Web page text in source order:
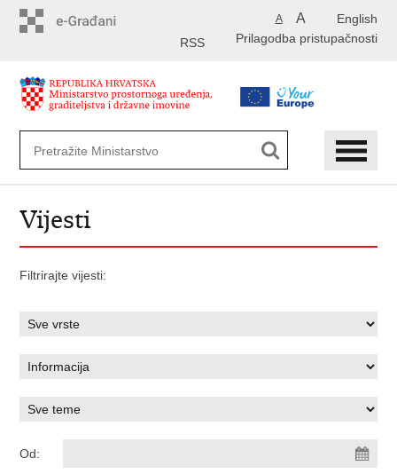
English
A A
Prilagodba pristupačnosti
RSS
Vijesti
Filtrirajte vijesti:
Od: